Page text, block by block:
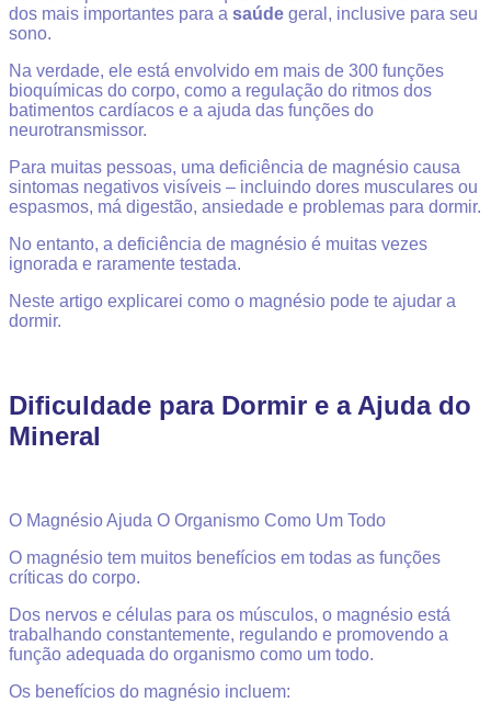
dos mais importantes para a saúde geral, inclusive para seu
sono.
Na verdade, ele está envolvido em mais de 300 funções
bioquímicas do corpo, como a regulação do ritmos dos
batimentos cardíacos e a ajuda das funções do
neurotransmissor.
Para muitas pessoas, uma deficiência de magnésio causa
sintomas negativos visíveis – incluindo dores musculares ou
espasmos, má digestão, ansiedade e problemas para dormir.
No entanto, a deficiência de magnésio é muitas vezes
ignorada e raramente testada.
Neste artigo explicarei como o magnésio pode te ajudar a
dormir.
Dificuldade para Dormir e a Ajuda do
Mineral
O Magnésio Ajuda O Organismo Como Um Todo
O magnésio tem muitos benefícios em todas as funções
críticas do corpo.
Dos nervos e células para os músculos, o magnésio está
trabalhando constantemente, regulando e promovendo a
função adequada do organismo como um todo.
Os benefícios do magnésio incluem: